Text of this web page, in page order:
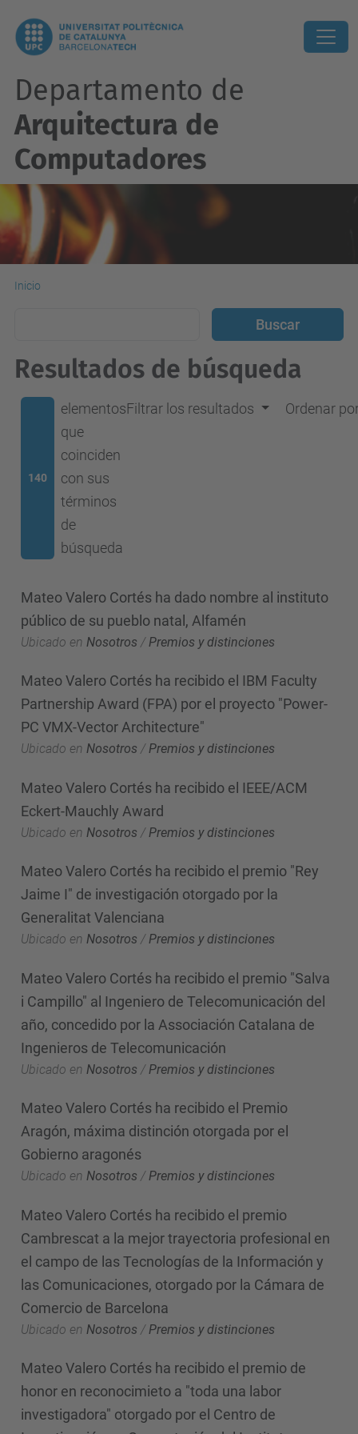
Departamento de
Arquitectura de
Computadores
Inicio
Resultados de búsqueda
140
elementos
que
coinciden
con sus
términos
de
búsqueda
Filtrar los resultados Ordenar
Mateo Valero Cortés ha dado nombre al instituto
público de su pueblo natal, Alfamén
Ubicado en Nosotros / Premios y distinciones
Mateo Valero Cortés ha recibido el IBM Faculty
Partnership Award (FPA) por el proyecto "Power-
PC VMX-Vector Architecture"
Ubicado en Nosotros /Premios y distinciones
Mateo Valero Cortés ha recibido el IEEE/ACM
Eckert-Mauchly Award
Ubicado en Nosotros / Premios y distinciones
Mateo Valero Cortés ha recibido el premio "Rey
Jaime I" de investigación otorgado por la
Generalitat Valenciana
Ubicado en Nosotros /Premios y distinciones
Mateo Valero Cortés ha recibido el premio "Salva
i Campillo" al Ingeniero de Telecomunicación del
año, concedido por la Associación Catalana de
Ingenieros de Telecomunicación
Ubicado en Nosotros / Premios y distinciones
Mateo Valero Cortés ha recibido el Premio
Aragón, máxima distinción otorgada por el
Gobierno aragonés
Ubicado en Nosotros /Premios y distinciones
Mateo Valero Cortés ha recibido el premio
Cambrescat a la mejor trayectoria profesional en
el campo de las Tecnologías de la Información y
las Comunicaciones, otorgado por la Cámara de
Comercio de Barcelona
Ubicado en Nosotros / Premios y distinciones
Mateo Valero Cortés ha recibido el premio de
honor en reconocimieto a "toda una labor
investigadora" otorgado por el Centro de